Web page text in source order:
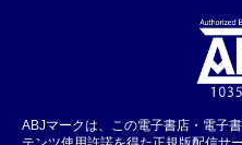
ABJマークは、この電子書店・電子